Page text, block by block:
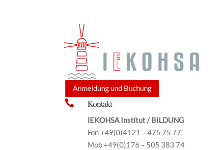
Anmeldung und Buchung
 Kontakt
IEKOHSA Institut / BILDUNG
Fon +49(0)4121 – 475 75 77
Mob +49(0)176 – 505 383 74